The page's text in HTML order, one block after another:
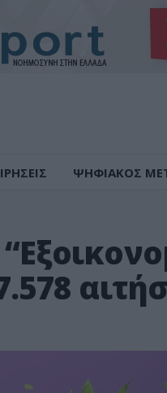
ΨΗΦΙΑΚΟΣ